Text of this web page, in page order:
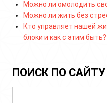
Можно ли омолодить
Можно ли жить без
Кто управляет нашей
блоки и как с этим быть?
ПОИСК ПО САЙТУ